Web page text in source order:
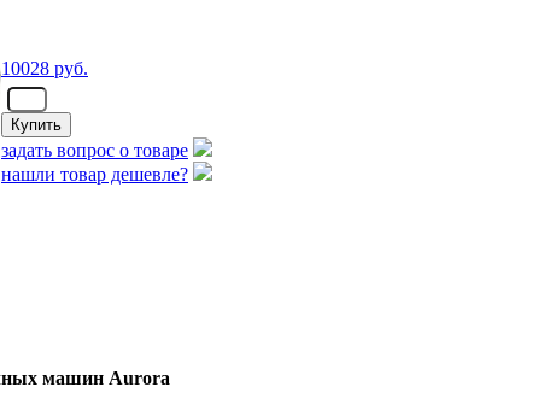
10028 руб.
задать вопрос о товаре
нашли товар дешевле?
машин Aurora